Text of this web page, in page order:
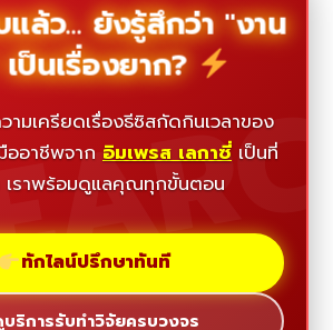
ล้ว... ยังรู้สึกว่า "งาน
ป็นเรื่องยาก?
ามเครียดเรื่องธีซิสกัดกินเวลาของ
อาชีพจาก อิมเพรส เลกาซี่ เป็นที่
เราพร้อมดูแลคุณทุกขั้นตอน
ทักไลน์ปรึกษาทันที
ริการรับทำวิจัยครบวงจร